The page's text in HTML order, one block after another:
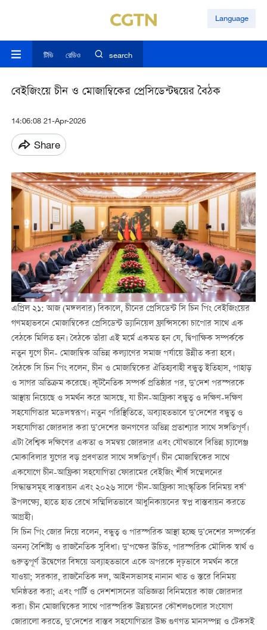
Language
টিভি রেডিও search
বেইজিংয়ে চীন ও মোজাম্বিকের প্রেসিডেন্টদ্বয়ের বৈঠক
14:06:08 21-Apr-2026
Share
এপ্রিল ২১: আজ (মঙ্গলবার) বিকালে, চীনের প্রেসিডেন্ট সি চিন পিং বেইজিংয়ের
গণমহাভবনে মোজাম্বিকের প্রেসিডেন্ট ড্যানিয়েল ফ্রান্সিসকো চাপোর সাথে এক
বেঠকে মিলিত হন। বৈঠকে তাঁরা এই মর্মে একমত হন যে, দ্বিপাক্ষিক সম্পর্ককে
নতুন যুগে চীন- মোজাম্বিক অভিন্ন কল্যাণের সমাজ পর্যায়ে উন্নীত করা হবে।
বৈঠকে সি চিন পিং বলেন, চীন ও মোজাম্বিকের ঐতিহ্যবাহী বন্ধুত্ব ইতিহাস, পাহাড়
ও সাগর অতিক্রম করেছে। কূটনৈতিক সম্পর্ক প্রতিষ্ঠার পর, দু’দেশ পরস্পরকে
আস্থায় নিয়েছে ও সমর্থন করে আসছে, যা চীন-আফ্রিকা বন্ধুত্ব ও দক্ষিণ-দক্ষিণ
সহযোগিতার মডেলস্বরূপ। নতুন পরিস্থিতিতে, অব্যাহতভাবে দু’দেশের বন্ধুত্ব ও
সহযোগিতা জোরদার করা দু’দেশের জনগণের অভিন্ন প্রতাশ্যার সাথে সঙ্গতিপূর্ণ।
এটা বৈশ্বিক দক্ষিণের একতা ও সমন্বয় জোরদার এবং যৌথভাবে বিভিন্ন চ্যালেঞ্জ
মোকাবিলার যুগের বড় প্রবণতার সাথে সঙ্গতিপূর্ণ। চীন মোজাম্বিকের সাথে
একযোগে চীন-আফ্রিকা সহযোগিতা ফোরামের বেইজিং শীর্ষ সম্মেলনের
সিদ্ধান্তসমূহ বাস্তবায়ন এবং ২০২৬ সালে ‘চীন-আফ্রিকা সাংস্কৃতিক বিনিময় বর্ষ’
উপলক্ষ্যে, হাতে হাত রেখে সম্মিলিতভাবে আধুনিকায়নের স্বপ্ন বাস্তবায়ন করতে
আগ্রহী।
সি চিন পিং জোর দিয়ে বলেন, বন্ধুত্ব ও পারস্পরিক আস্থা হচ্ছে দু’দেশের সম্পর্কের
অনন্য বৈশিষ্ট্য ও রাজনৈতিক সুবিধা। দু’পক্ষের উচিত, পারস্পরিক মৌলিক স্বার্থ ও
গুরুত্বপূর্ণ উদ্বেগের বিষয়ে অব্যাহতভাবে একে অপরকে দৃঢ়ভাবে সমর্থন করে
যাওয়া; সরকার, রাজনৈতিক দল, আইনসভাসহ নানান খাত ও স্তরে বিনিময়
ঘনিষ্ঠতর করা; এবং পার্টি ও দেশশাসনের অভিজ্ঞতা বিনিময়ের কাজ জোরদার
করা। চীন মোজাম্বিকের সাথে পারস্পরিক উন্নয়নের কৌশলগুলোর সংযোগ
জোরালো করতে, দু’দেশের বাস্তব সহযোগিতার উচ্চ গুণগত মানসম্পন্ন ও টেকসই